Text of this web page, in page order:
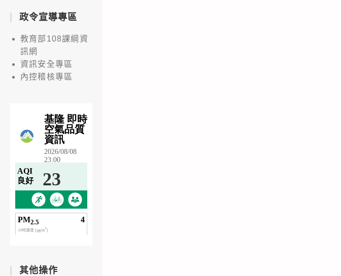
政令宣導專區
教育部108課綱資
訊網
資訊安全專區
內控稽核專區
其他操作